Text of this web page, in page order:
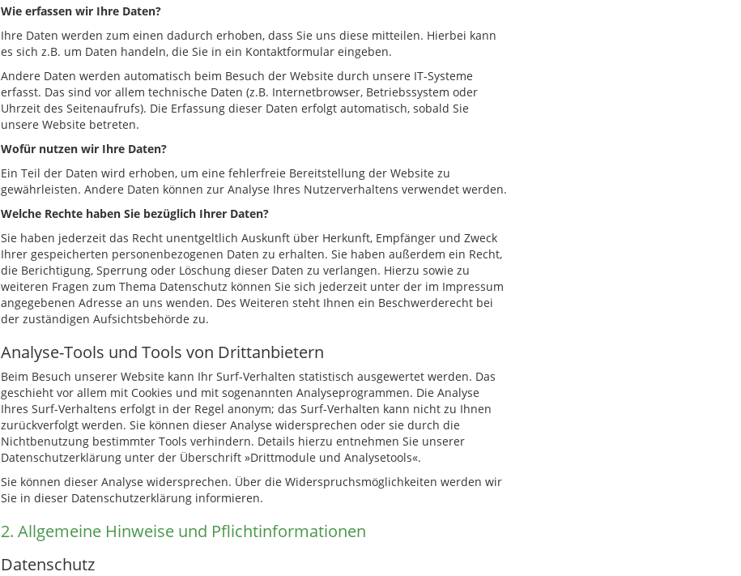
Wie erfassen wir Ihre Daten?
Ihre Daten werden zum einen dadurch erhoben, dass Sie uns diese mitteilen. Hierbei kann
es sich z.B. um Daten handeln, die Sie in ein Kontaktformular eingeben.
Andere Daten werden automatisch beim Besuch der Website durch unsere IT-Systeme
erfasst. Das sind vor allem technische Daten (z.B. Internetbrowser, Betriebssystem oder
Uhrzeit des Seitenaufrufs). Die Erfassung dieser Daten erfolgt automatisch, sobald Sie
unsere Website betreten.
Wofür nutzen wir Ihre Daten?
Ein Teil der Daten wird erhoben, um eine fehlerfreie Bereitstellung der Website zu
gewährleisten. Andere Daten können zur Analyse Ihres Nutzerverhaltens verwendet werden.
Welche Rechte haben Sie bezüglich Ihrer Daten?
Sie haben jederzeit das Recht unentgeltlich Auskunft über Herkunft, Empfänger und Zweck
Ihrer gespeicherten personenbezogenen Daten zu erhalten. Sie haben außerdem ein Recht,
die Berichtigung, Sperrung oder Löschung dieser Daten zu verlangen. Hierzu sowie zu
weiteren Fragen zum Thema Datenschutz können Sie sich jederzeit unter der im Impressum
angegebenen Adresse an uns wenden. Des Weiteren steht Ihnen ein Beschwerderecht bei
der zuständigen Aufsichtsbehörde zu.
Analyse-Tools und Tools von Drittanbietern
Beim Besuch unserer Website kann Ihr Surf-Verhalten statistisch ausgewertet werden. Das
geschieht vor allem mit Cookies und mit sogenannten Analyseprogrammen. Die Analyse
Ihres Surf-Verhaltens erfolgt in der Regel anonym; das Surf-Verhalten kann nicht zu Ihnen
zurückverfolgt werden. Sie können dieser Analyse widersprechen oder sie durch die
Nichtbenutzung bestimmter Tools verhindern. Details hierzu entnehmen Sie unserer
Datenschutzerklärung unter der Überschrift »Drittmodule und Analysetools«.
Sie können dieser Analyse widersprechen. Über die Widerspruchsmöglichkeiten werden wir
Sie in dieser Datenschutzerklärung informieren.
2. Allgemeine Hinweise und Pflichtinformationen
Datenschutz